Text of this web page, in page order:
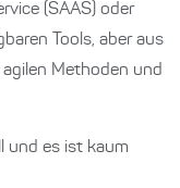
(SAAS) oder
Tools, aber aus
Methoden und
und es ist kaum